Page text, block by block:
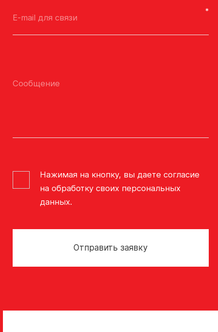
E-mail для связи
Сообщение
Нажимая на кнопку, вы даете согласие
на обработку своих персональных
данных.
Отправить заявку